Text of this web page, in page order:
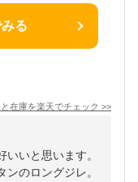
る
在庫を楽天でチェック >>
いと思います。
のロングジレ。